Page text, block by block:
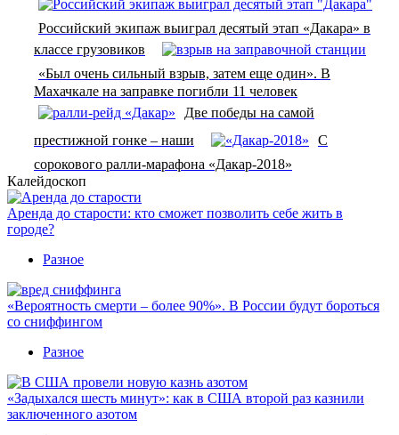
Российский экипаж выиграл десятый этап «Дакара» в
классе грузовиков
«Был очень сильный взрыв, затем еще один». В
Махачкале на заправке погибли 11 человек
Две победы на самой
престижной гонке – наши
С
сорокового ралли-марафона «Дакар-2018»
Калейдоскоп
Аренда до старости: кто сможет позволить себе жить в
городе?
Разное
«Вероятность смерти – более 90%». В России будут бороться
со сниффингом
Разное
«Задыхался шесть минут»: как в США второй раз казнили
заключенного азотом